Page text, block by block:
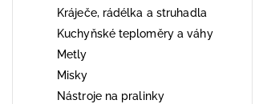
Kráječe, rádélka a struhadla
Kuchyňské teploměry a váhy
Metly
Misky
Nástroje na pralinky